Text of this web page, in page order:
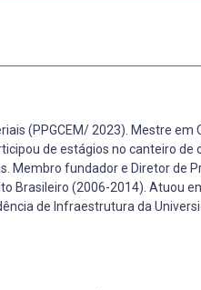
(PPGCEM/ 2023). Mestre em
de estágios no canteiro de
Membro fundador e Diretor de
Brasileiro (2006-2014). Atuou
de Infraestrutura da